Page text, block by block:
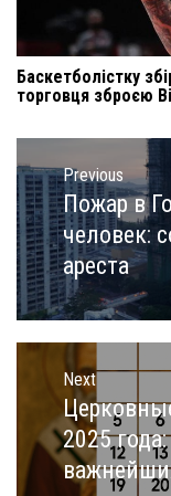
Баскетболістку
торговця зброєю
Навигация
по
записям
Previous
Previous
post:
Пожар в
человек:
ареста
Next
Next
post:
2025